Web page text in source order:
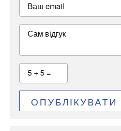
Ваш email
Сам відгук
5 + 5 =
ОПУБЛІКУВАТИ